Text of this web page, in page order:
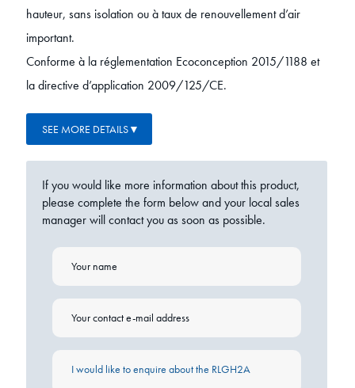
hauteur, sans isolation ou à taux de renouvellement d’air
important.
Conforme à la réglementation Ecoconception 2015/1188 et
la directive d’application 2009/125/CE.
SEE MORE DETAILS
If you would like more information about this product,
please complete the form below and your local sales
manager will contact you as soon as possible.